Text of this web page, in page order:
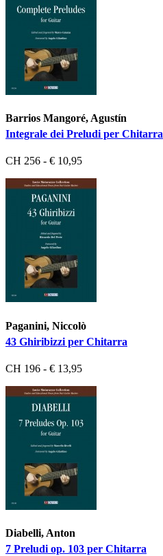
Barrios Mangoré, Agustín
Integrale dei Preludi per Chitarra
CH 256 - € 10,95
Paganini, Niccolò
43 Ghiribizzi per Chitarra
CH 196 - € 13,95
Diabelli, Anton
7 Preludi op. 103 per Chitarra